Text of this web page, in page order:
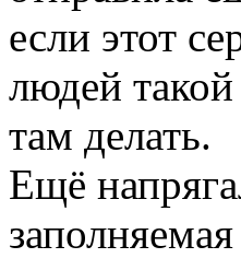
если этот
людей
там делать.
Ещё